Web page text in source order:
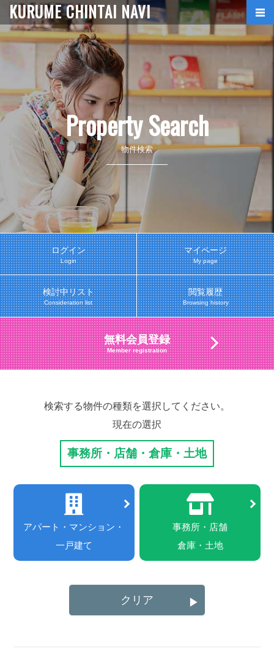
KURUME CHINTAI NAVI
Property Search
物件検索
ログイン
Login
マイページ
My page
検討中リスト
Consideration list
閲覧履歴
Browsing history
無料会員登録
Member registration
検索する物件の種類を選択してください。
現在の選択
事務所・店舗・倉庫・土地
アパート・マンション・
一戸建て
事務所・店舗
倉庫・土地
クリア ▶